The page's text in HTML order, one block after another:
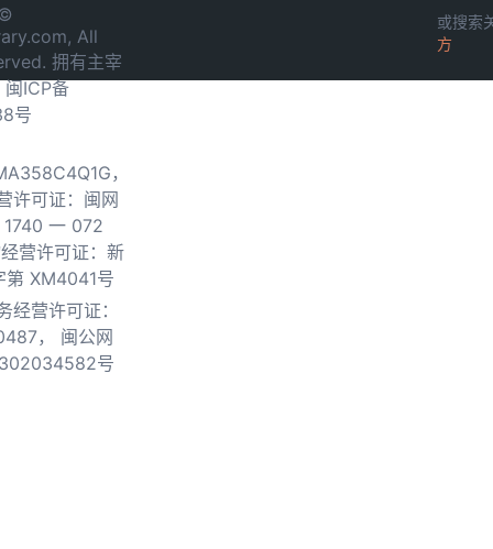
All
拥有主宰
闽ICP备
号
，
许可证：闽网
一 072
营许可证：新
第 XM4041号
经营许可证：
，
闽公网
号
或搜索
方